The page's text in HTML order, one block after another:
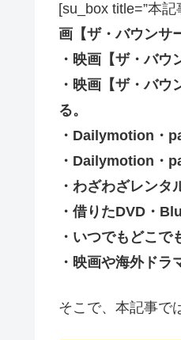
[su_box title=”本記
画【ザ・バウンサ
・映画【ザ・バウ
・映画【ザ・バ
る。
・Dailymotion・
・Dailymotion・
・わざわざレンタ
・借りたDVD・
・いつでもどこで
・映画や海外ドラ
そこで、本記事で